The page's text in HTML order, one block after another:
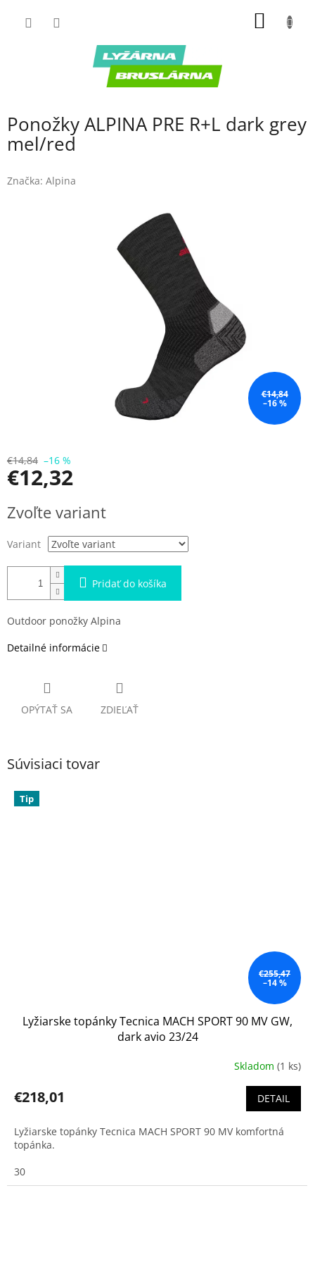
Ponožky ALPINA PRE R+L dark grey
mel/red
Značka: Alpina
€14,84
–16 %
€14,84 –16 %
€12,32
cena:
Zvoľte variant
Variant
Pridať do košíka
Outdoor ponožky Alpina
Detailné informácie
OPÝTAŤ SA ZDIEĽAŤ
Súvisiaci tovar
Tip
€255,47
–14 %
Lyžiarske topánky Tecnica MACH SPORT 90 MV GW,
dark avio 23/24
Skladom (1 ks)
€218,01 DETAIL
Lyžiarske topánky Tecnica MACH SPORT 90 MV komfortná
topánka.
30